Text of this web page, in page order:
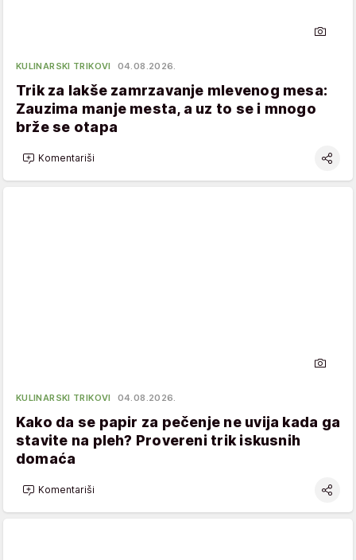
KULINARSKI TRIKOVI 04.08.2026.
Trik za lakše zamrzavanje mlevenog mesa:
Zauzima manje mesta, a uz to se i mnogo
brže se otapa
Komentariši
KULINARSKI TRIKOVI 04.08.2026.
Kako da se papir za pečenje ne uvija kada ga
stavite na pleh? Provereni trik iskusnih
domaća
Komentariši